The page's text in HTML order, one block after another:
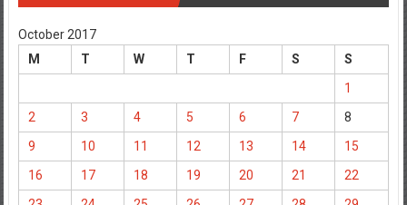
CALENDER POST
October 2017
S
1
2
3 4 5 6 7
8
9
10 11 12 13 14
15